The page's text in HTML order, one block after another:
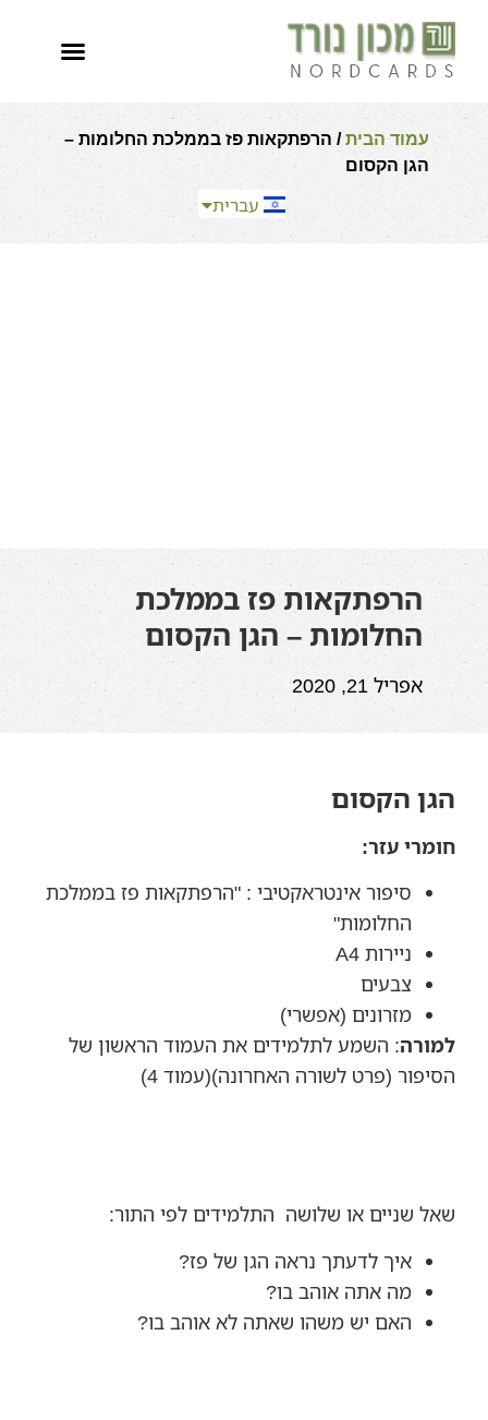
עמוד הבית/ הרפתקאות פז בממלכת החלומות –
הגן הקסום
עברית
العربية
English
Français
Русский
הרפתקאות פז בממלכת
החלומות – הגן הקסום
אפריל 21, 2020
הגן הקסום
חומרי עזר:
סיפור אינטראקטיבי : "הרפתקאות פז בממלכת
החלומות"
ניירות A4
צבעים
מזרונים (אפשרי)
למורה: השמע לתלמידים את העמוד הראשון של
הסיפור (פרט לשורה האחרונה)(עמוד 4)
שאל שניים או שלושה התלמידים לפי התור:
איך לדעתך נראה הגן של פז?
מה אתה אוהב בו?
האם יש משהו שאתה לא אוהב בו?